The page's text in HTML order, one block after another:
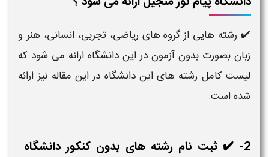
✔️ رشته هایی از گروه های ریاضی، تجربی، انسانی، هنر و
زبان بصورت بدون آزمون در این دانشگاه ارائه می شود که
لیست کامل رشته های این دانشگاه در این مقاله نیز ارائه
شده است.
2- ✔️ ثبت نام رشته های بدون کنکور دانشگاه